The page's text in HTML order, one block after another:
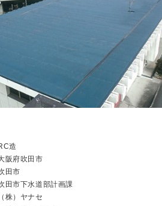
造
阪府吹田市
田市
田市下水道部計画課
（株）ヤナセ